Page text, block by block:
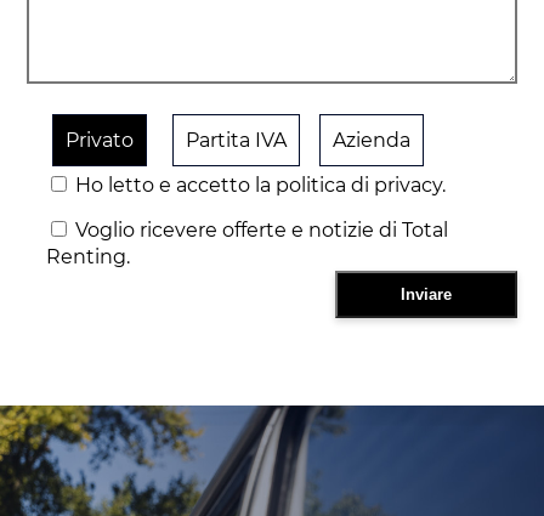
Privato Partita IVA
Azienda
Ho letto e accetto la politica di privacy.
Voglio ricevere offerte e notizie di Total
Renting.